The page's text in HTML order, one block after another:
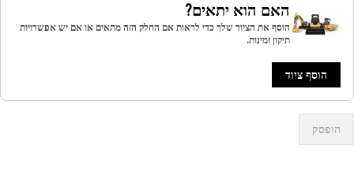
האם הוא יתאים?
הוסף את הציוד שלך כדי לראות אם החלק הזה מתאים או אם יש אפשרויות
תיקון זמינות.
הוסף ציוד
הופסק